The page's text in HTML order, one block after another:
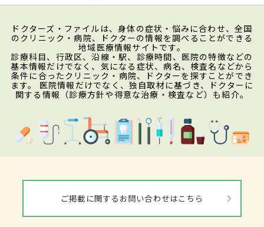
ドクターズ・ファイルは、身体の症状・悩みに合わせ、全国
のクリニック・病院、ドクターの情報を調べることができる
地域医療情報サイトです。
診療科目、行政区、沿線・駅、診療時間、医院の特徴などの
基本情報だけでなく、気になる症状、病名、検査名などから
条件に合ったクリニック・病院、ドクターを探すことができ
ます。 医院情報だけでなく、独自取材に基づき、ドクターに
関する情報（診療方針や得意な治療・検査など）も紹介。
ご掲載に関するお問い合わせはこちら